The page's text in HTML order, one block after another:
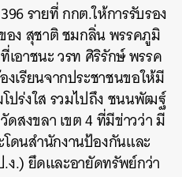
รายที่ กกต.ให้การรับรอง
อง สุชาติ ชมกลิ่น พรรคภูมิ
เอาชนะ วรท ศิริรักษ์ พรรค
เรียนจากประชาชนขอให้มี
ปร่งใส รวมไปถึง ชนนพัฒฐ์
สงขลา เขต 4 ที่มีข่าวว่า มี
ดนสำนักงานป้องกันและ
ง.) ยึดและอายัดทรัพย์กว่า